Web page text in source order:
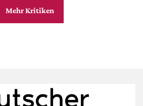
Mehr Kritiken